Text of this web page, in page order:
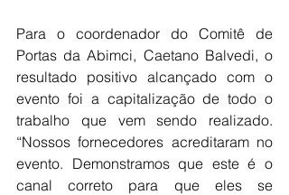
Para o coordenador do Comitê de
Portas da Abimci, Caetano Balvedi, o
resultado positivo alcançado com o
evento foi a capitalização de todo o
trabalho que vem sendo realizado.
“Nossos fornecedores acreditaram no
evento. Demonstramos que este é o
canal correto para que eles se